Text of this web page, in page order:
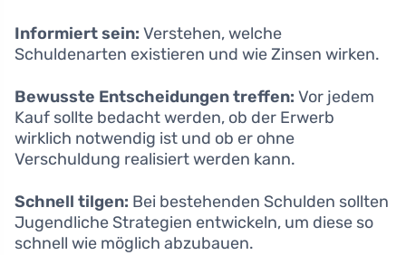
Informiert sein: Verstehen, welche
Schuldenarten existieren und wie Zinsen wirken.
Bewusste Entscheidungen treffen: Vor jedem
Kauf sollte bedacht werden, ob der Erwerb
wirklich notwendig ist und ob er ohne
Verschuldung realisiert werden kann.
Schnell tilgen: Bei bestehenden Schulden sollten
Jugendliche Strategien entwickeln, um diese so
schnell wie möglich abzubauen.